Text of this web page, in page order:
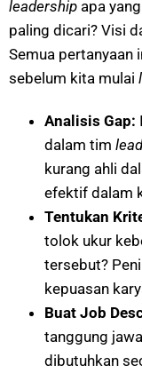
leadership apa
paling dicari? Visi
Semua pertanyaan
sebelum kita mulai
Analisis Gap:
dalam tim
kurang ahli
efektif dalam
Tentukan
tolok ukur
tersebut?
kepuasan
Buat Job
tanggung
dibutuhkan